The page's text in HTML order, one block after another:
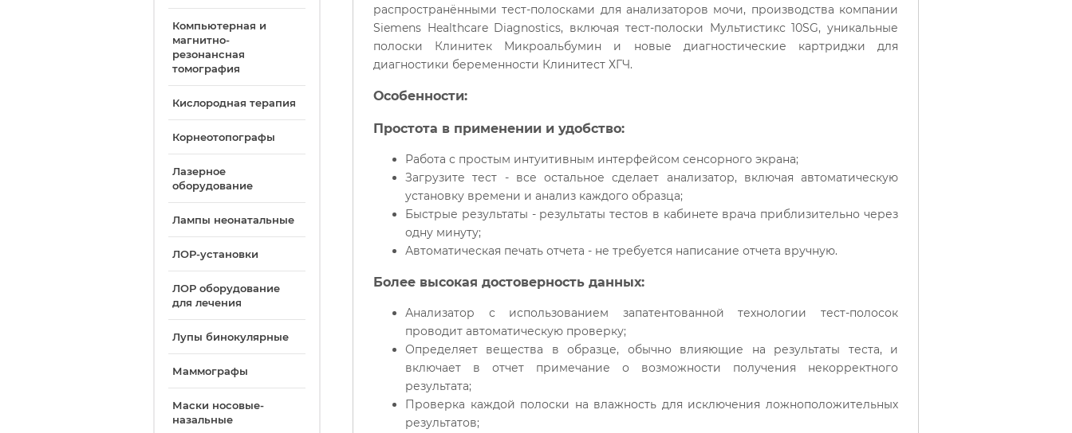
Компьютерная и
магнитно-
резонансная
томография
Кислородная терапия
Корнеотопографы
Лазерное
оборудование
Лампы неонатальные
ЛОР-установки
ЛОР оборудование
для лечения
Лупы бинокулярные
Маммографы
Маски носовые-
назальные
распространёнными тест-полосками для анализаторов мочи, производства компании
Siemens Healthcare Diagnostics, включая тест-полоски Мультистикс 10SG, уникальные
полоски Клинитек Микроальбумин и новые диагностические картриджи для
диагностики беременности Клинитест ХГЧ.
Особенности:
Простота в применении и удобство:
Работа с простым интуитивным интерфейсом сенсорного экрана;
Загрузите тест - все остальное сделает анализатор, включая автоматическую
установку времени и анализ каждого образца;
Быстрые результаты - результаты тестов в кабинете врача приблизительно через
одну минуту;
Автоматическая печать отчета - не требуется написание отчета вручную.
Более высокая достоверность данных:
Анализатор с использованием запатентованной технологии тест-полосок
проводит автоматическую проверку;
Определяет вещества в образце, обычно влияющие на результаты теста, и
включает в отчет примечание о возможности получения некорректного
результата;
Проверка каждой полоски на влажность для исключения ложноположительных
результатов;